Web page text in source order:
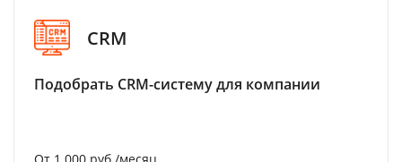
CRM
Подобрать CRM-систему для компании